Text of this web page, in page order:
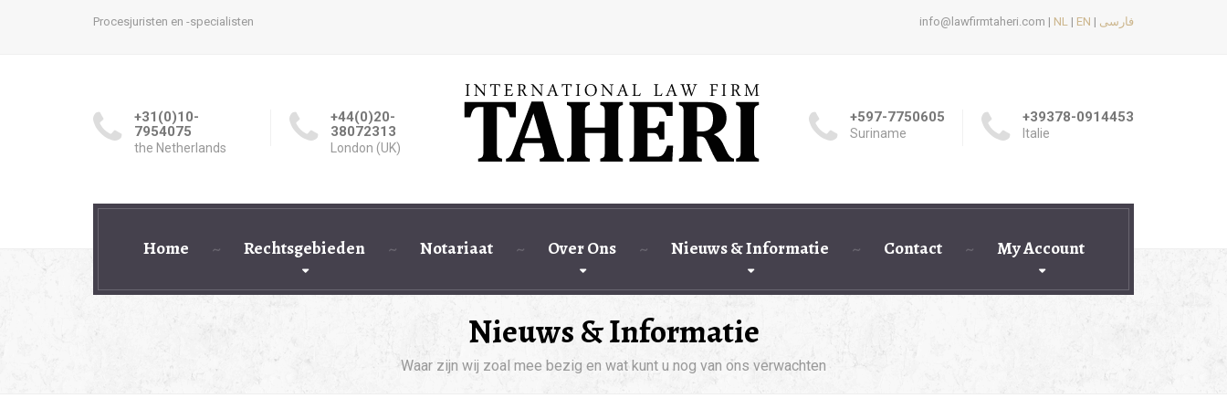
Procesjuristen en -specialisten info@lawfirmtaheri.com | NL | EN | فارسی
+31(0)10-
7954075
the Netherlands
+44(0)20-
38072313
London (UK)
+597-7750605
Suriname
+39378-0914453
Italie
Home Rechtsgebieden Notariaat Over Ons Nieuws & Informatie Contact My Account
Nieuws & Informatie
Waar zijn wij zoal mee bezig en wat kunt u nog van ons verwachten